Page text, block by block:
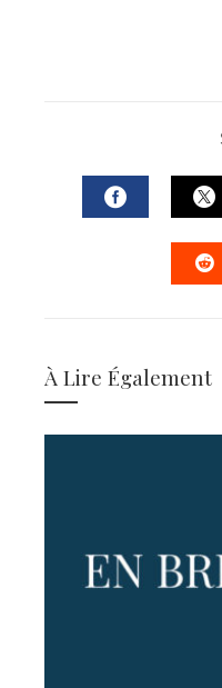
À Lire Également